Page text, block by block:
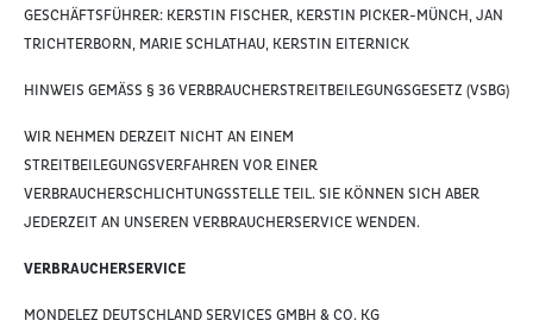
GESCHÄFTSFÜHRER: KERSTIN FISCHER, KERSTIN PICKER-MÜNCH, JAN
TRICHTERBORN, MARIE SCHLATHAU, KERSTIN EITERNICK
HINWEIS GEMÄSS § 36 VERBRAUCHERSTREITBEILEGUNGSGESETZ (VSBG)
WIR NEHMEN DERZEIT NICHT AN EINEM
STREITBEILEGUNGSVERFAHREN VOR EINER
VERBRAUCHERSCHLICHTUNGSSTELLE TEIL. SIE KÖNNEN SICH ABER
JEDERZEIT AN UNSEREN VERBRAUCHERSERVICE WENDEN.
VERBRAUCHERSERVICE
MONDELEZ DEUTSCHLAND SERVICES GMBH & CO. KG